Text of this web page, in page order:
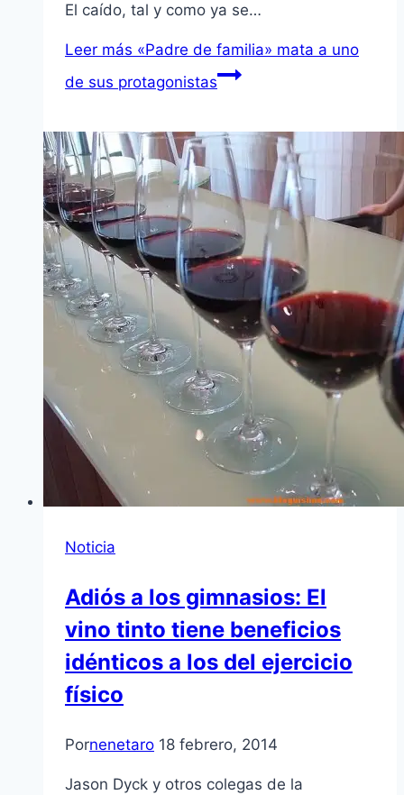
El caído, tal y como ya se…
Leer más «Padre de familia» mata a uno
de sus protagonistas
Noticia
Adiós a los gimnasios: El
vino tinto tiene beneficios
idénticos a los del ejercicio
físico
Pornenetaro 18 febrero, 2014
Jason Dyck y otros colegas de la